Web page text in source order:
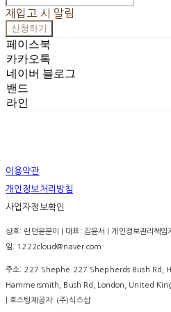
재입고 시 알림
신청하기
페이스북
카카오톡
네이버 블로그
밴드
라인
이용약관
개인정보처리방침
사업자정보확인
상호: 런던윤분이 | 대표: 김윤서 | 개인정보관리
일: 1222cloud@naver.com
주소: 227 Shephe 227 Shepherds Bush Rd,
Hammersmith, Bush Rd, London, United
| 호스팅제공자: (주)식스샵